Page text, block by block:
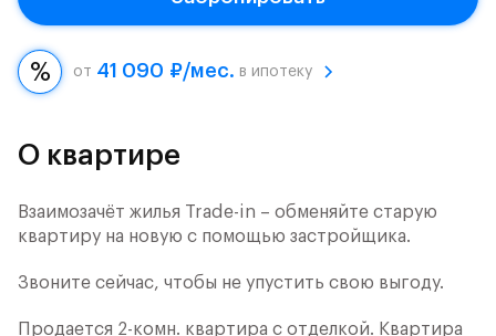
от 41 090 ₽/мес. в ипотеку
О квартире
Взаимозачёт жилья Trade-in – обменяйте старую
квартиру на новую с помощью застройщика.
Звоните сейчас, чтобы не упустить свою выгоду.
Продается 2-комн. квартира с отделкой. Квартира